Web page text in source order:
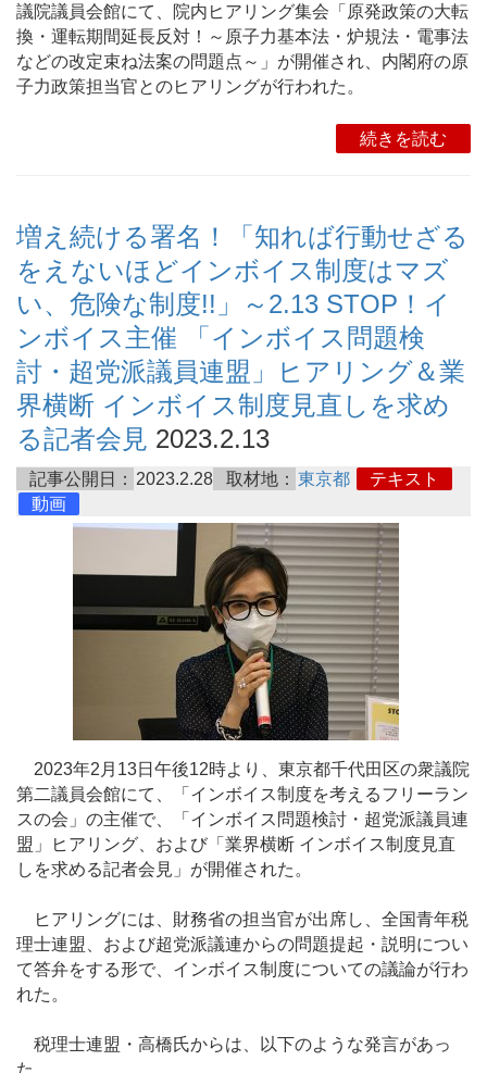
議院議員会館にて、院内ヒアリング集会「原発政策の大転
換・運転期間延長反対！～原子力基本法・炉規法・電事法
などの改定束ね法案の問題点～」が開催され、内閣府の原
子力政策担当官とのヒアリングが行われた。
続きを読む
増え続ける署名！「知れば行動せざる
をえないほどインボイス制度はマズ
い、危険な制度!!」～2.13 STOP！イ
ンボイス主催 「インボイス問題検
討・超党派議員連盟」ヒアリング＆業
界横断 インボイス制度見直しを求め
る記者会見 2023.2.13
記事公開日： 2023.2.28 取材地： 東京都
テキスト
動画
2023年2月13日午後12時より、東京都千代田区の衆議院
第二議員会館にて、「インボイス制度を考えるフリーラン
スの会」の主催で、「インボイス問題検討・超党派議員連
盟」ヒアリング、および「業界横断 インボイス制度見直
しを求める記者会見」が開催された。
ヒアリングには、財務省の担当官が出席し、全国青年税
理士連盟、および超党派議連からの問題提起・説明につい
て答弁をする形で、インボイス制度についての議論が行わ
れた。
税理士連盟・高橋氏からは、以下のような発言があっ